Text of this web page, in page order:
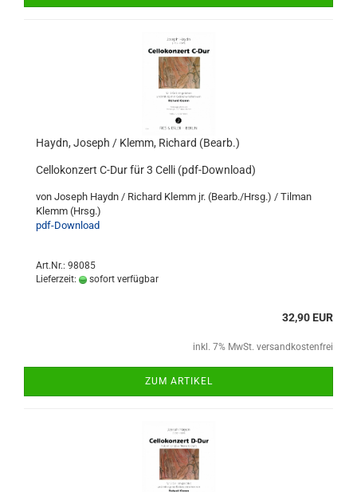
Haydn, Joseph / Klemm, Richard (Bearb.)
Cellokonzert C-Dur für 3 Celli (pdf-Download)
von Joseph Haydn / Richard Klemm jr. (Bearb./Hrsg.) / Tilman
Klemm (Hrsg.)
pdf-Download
Art.Nr.: 98085
Lieferzeit:
sofort verfügbar
32,90 EUR
inkl. 7% MwSt. versandkostenfrei
ZUM ARTIKEL